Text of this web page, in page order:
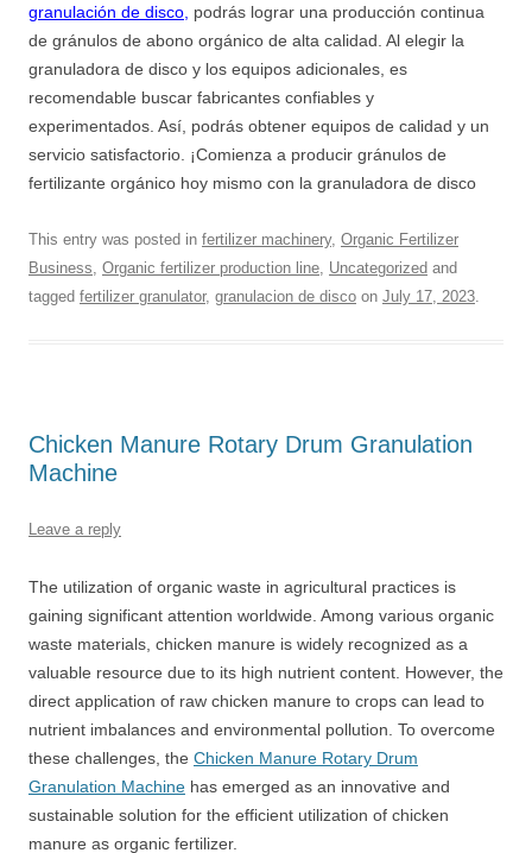
granulación de disco podrás lograr una producción continua
de gránulos de abono orgánico de alta calidad. Al elegir la
granuladora de disco y los equipos adicionales, es
recomendable buscar fabricantes confiables y
experimentados. Así, podrás obtener equipos de calidad y un
servicio satisfactorio. ¡Comienza a producir gránulos de
fertilizante orgánico hoy mismo con la granuladora de disco
This entry was posted in fertilizer machinery, Organic Fertilizer
Business, Organic fertilizer production line, Uncategorized and
tagged fertilizer granulator, granulacion de disco on July 17, 2023.
Chicken Manure Rotary Drum Granulation
Machine
Leave a reply
The utilization of organic waste in agricultural practices is
gaining significant attention worldwide. Among various organic
waste materials, chicken manure is widely recognized as a
valuable resource due to its high nutrient content. However, the
direct application of raw chicken manure to crops can lead to
nutrient imbalances and environmental pollution. To overcome
these challenges, the Chicken Manure Rotary Drum
Granulation Machine has emerged as an innovative and
sustainable solution for the efficient utilization of chicken
manure as organic fertilizer.